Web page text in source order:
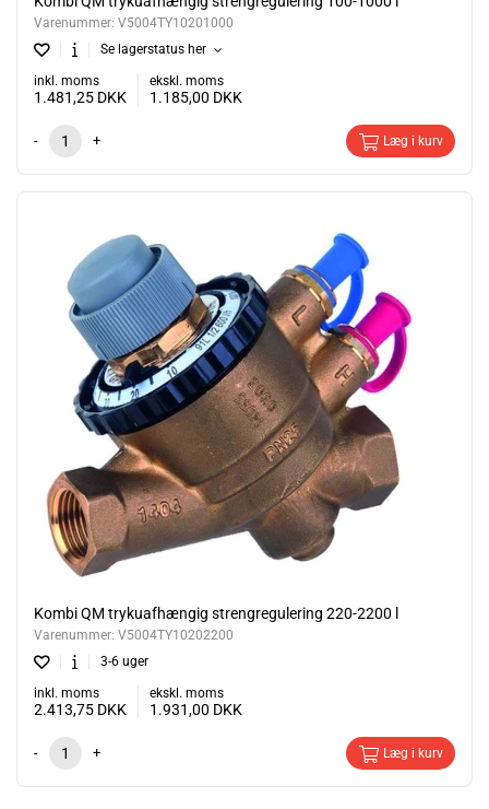
Varenummer: V5004TY10201000
Se lagerstatus her
inkl. moms
1.481,25 DKK
ekskl. moms
1.185,00 DKK
- + Læg i kurv
Kombi QM trykuafhængig strengregulering 220-2200 l
Varenummer: V5004TY10202200
3-6 uger
inkl. moms
2.413,75 DKK
ekskl. moms
1.931,00 DKK
- + Læg i kurv